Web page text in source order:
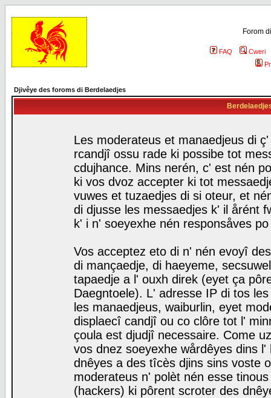
Forom
FAQ
Cweri
Djivêye des foroms di Berdelaedjes
Les moderateus et manaedjeus di
rcandjî ossu rade ki possibe tot
cdujhance. Mins nerén, c' est nén
ki vos dvoz accepter ki tot
vuwes et tuzaedjes di si oteur, et
di djusse les messaedjes k' il årént
k' i n' soeyexhe nén responsåves
Vos acceptez eto di n' nén evoyî
di mançaedje, di haeyeme,
tapaedje a l' ouxh direk (eyet ça
Daegntoele). L' adresse IP di tos
les manaedjeus, waiburlin, eyet
displaecî candjî ou co clôre tot l'
çoula est djudjî necessaire. Come
vos dnez soeyexhe wårdêyes dins
dnêyes a des tîcès djins sins voste
moderateus n' polèt nén esse
(hackers) ki pôrent scroter des